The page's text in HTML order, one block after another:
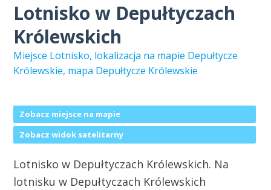
Lotnisko w Depułtyczach
Królewskich
Miejsce Lotnisko, lokalizacja na mapie Depułtycze
Królewskie, mapa Depułtycze Królewskie
Zobacz miejsce na mapie
Zobacz widok satelitarny
Lotnisko w Depułtyczach Królewskich. Na
lotnisku w Depułtyczach Królewskich